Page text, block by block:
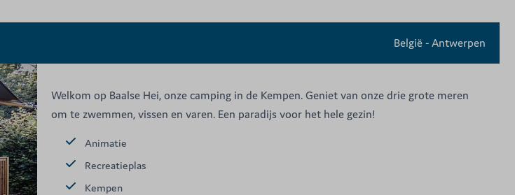
België - Antwerpen
Welkom op Baalse Hei, onze camping in de Kempen. Geniet van onze drie grote meren
om te zwemmen, vissen en varen. Een paradijs voor het hele gezin!
Animatie
Recreatieplas
Kempen